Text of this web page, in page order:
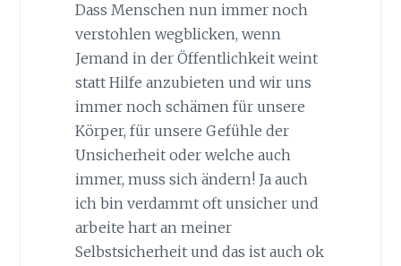
Dass Menschen nun immer noch
verstohlen wegblicken, wenn
Jemand in der Öffentlichkeit weint
statt Hilfe anzubieten und wir uns
immer noch schämen für unsere
Körper, für unsere Gefühle der
Unsicherheit oder welche auch
immer, muss sich ändern! Ja auch
ich bin verdammt oft unsicher und
arbeite hart an meiner
Selbstsicherheit und das ist auch ok